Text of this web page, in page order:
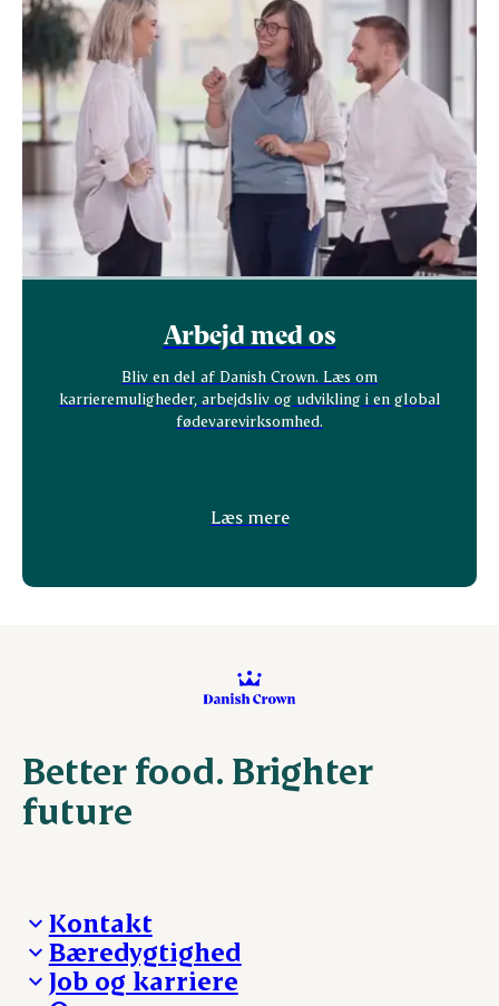
Arbejd med os
Bliv en del af Danish Crown. Læs om
karrieremuligheder, arbejdsliv og udvikling i en global
fødevarevirksomhed.
Læs mere
Better food. Brighter
future
Kontakt
Besøg Danish Crown
Presse og nyheder
Bæredygtighed
Fra jord til bord
Job og karriere